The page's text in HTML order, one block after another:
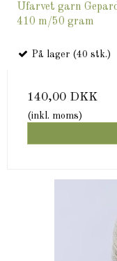
Ufarvet garn
410 m/50 gram
På lager (40 stk.)
140,00 DKK
(inkl. moms)